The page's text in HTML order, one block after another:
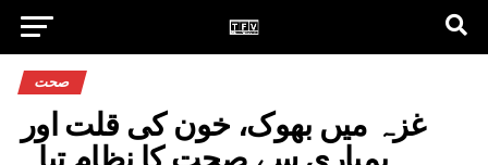
صحت
غزہ میں بھوک، خون کی قلت اور
بمباری سے صحت کا نظام تباہ